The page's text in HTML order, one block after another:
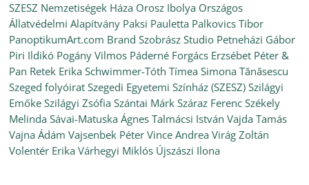
SZESZ Nemzetiségek Háza Orosz Ibolya Országos
Állatvédelmi Alapítvány Paksi Pauletta Palkovics Tibor
PanoptikumArt.com Brand Szobrász Studio Petneházi Gábor
Piri Ildikó Pogány Vilmos Páderné Forgács Erzsébet Péter &
Pan Retek Erika Schwimmer-Tóth Tímea Simona Tănăsescu
Szeged folyóirat Szegedi Egyetemi Színház (SZESZ) Szilágyi
Emőke Szilágyi Zsófia Szántai Márk Száraz Ferenc Székely
Melinda Sávai-Matuska Ágnes Talmácsi István Vajda Tamás
Vajna Ádám Vajsenbek Péter Vince Andrea Virág Zoltán
Volentér Erika Várhegyi Miklós Újszászi Ilona